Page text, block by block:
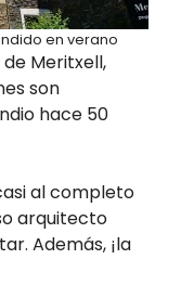
en verano
Meritxell,
son
hace 50
al completo
arquitecto
Además, ¡la